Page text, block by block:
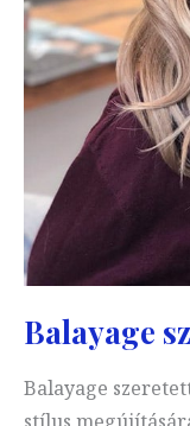
Balayage
Balayage
stílus